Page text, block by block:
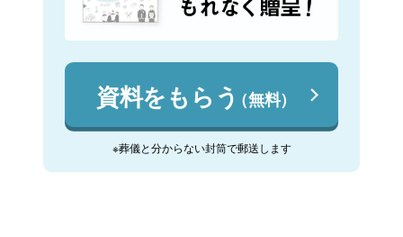
資料をもらう（無料）
※葬儀と分からない封筒で郵送します